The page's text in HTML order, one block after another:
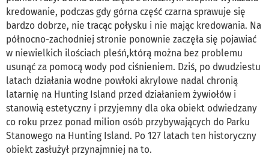
kredowanie, podczas gdy górna część czarna sprawuje się
bardzo dobrze, nie tracąc połysku i nie mając kredowania. Na
północno-zachodniej stronie ponownie zaczęła się pojawiać
w niewielkich ilościach pleśń,którą można bez problemu
usunąć za pomocą wody pod ciśnieniem. Dziś, po dwudziestu
latach działania wodne powłoki akrylowe nadal chronią
latarnię na Hunting Island przed działaniem żywiołów i
stanowią estetyczny i przyjemny dla oka obiekt odwiedzany
co roku przez ponad milion osób przybywających do Parku
Stanowego na Hunting Island. Po 127 latach ten historyczny
obiekt zasłużył przynajmniej na to.